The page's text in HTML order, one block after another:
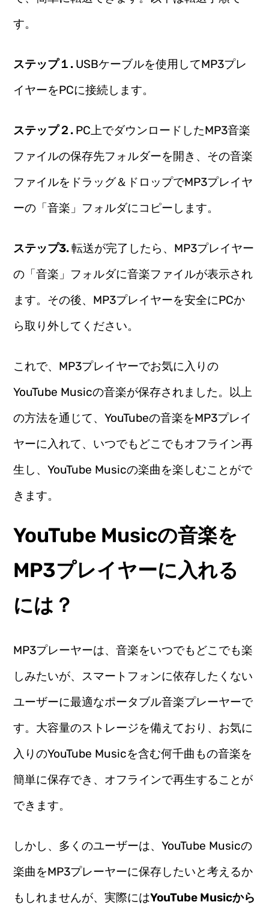
す。
ステップ１. USBケーブルを使用してMP3プレ
イヤーをPCに接続します。
ステップ２. PC上でダウンロードしたMP3音楽
ファイルの保存先フォルダーを開き、その音楽
ファイルをドラッグ＆ドロップでMP3プレイヤ
ーの「音楽」フォルダにコピーします。
ステップ3.転送が完了したら、MP3プレイヤー
の「音楽」フォルダに音楽ファイルが表示され
ます。その後、MP3プレイヤーを安全にPCか
ら取り外してください。
これで、MP3プレイヤーでお気に入りの
YouTube Musicの音楽が保存されました。以上
の方法を通じて、YouTubeの音楽をMP3プレイ
ヤーに入れて、いつでもどこでもオフライン再
生し、YouTube Musicの楽曲を楽しむことがで
きます。
YouTube Musicの音楽を
MP3プレイヤーに入れる
には？
MP3プレーヤーは、音楽をいつでもどこでも楽
しみたいが、スマートフォンに依存したくない
ユーザーに最適なポータブル音楽プレーヤーで
す。大容量のストレージを備えており、お気に
入りのYouTube Musicを含む何千曲もの音楽を
簡単に保存でき、オフラインで再生することが
できます。
しかし、多くのユーザーは、YouTube Musicの
楽曲をMP3プレーヤーに保存したいと考えるか
もしれませんが、実際にはYouTube Musicから